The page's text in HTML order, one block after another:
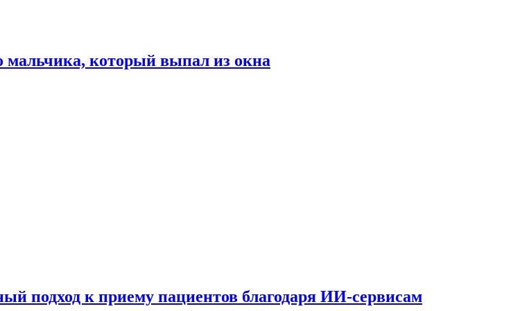
мальчика, который выпал из окна
подход к приему пациентов благодаря ИИ-сервисам